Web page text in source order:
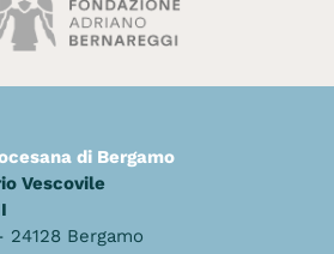
di Bergamo
Vescovile
24128 Bergamo